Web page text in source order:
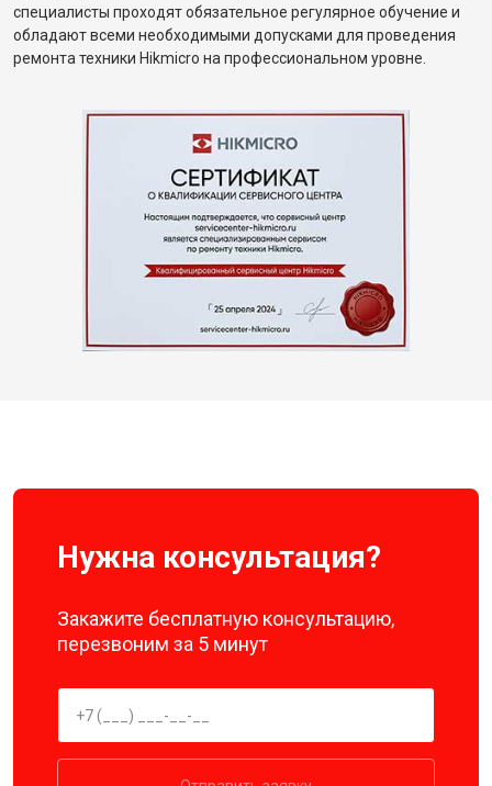
специалисты проходят обязательное регулярное обучение и
обладают всеми необходимыми допусками для проведения
ремонта техники Hikmicro на профессиональном уровне.
Нужна консультация?
Закажите бесплатную консультацию,
перезвоним за 5 минут